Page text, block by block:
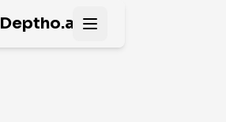
Deptho.ai Open main menu